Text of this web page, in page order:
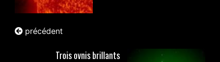
précédent
Trois ovnis brillants